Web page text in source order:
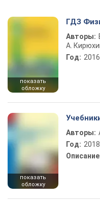
показать
обложку
ГДЗ
Авторы:
А.
Год: 2016
показать
обложку
Авторы:
Год: 2018